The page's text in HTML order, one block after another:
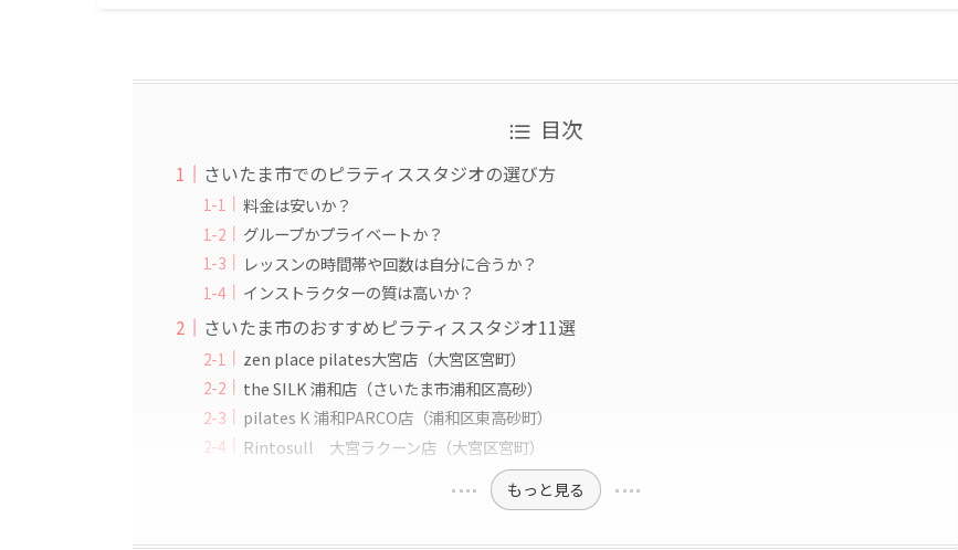
目次
さいたま市でのピラティススタジオの選び方
料金は安いか？
グループかプライベートか？
レッスンの時間帯や回数は自分に合うか？
インストラクターの質は高いか？
さいたま市のおすすめピラティススタジオ11選
zen place pilates大宮店（大宮区宮町）
the SILK 浦和店（さいたま市浦和区高砂）
pilates K 浦和PARCO店（浦和区東高砂町）
Rintosull 大宮ラクーン店（大宮区宮町）
もっと見る